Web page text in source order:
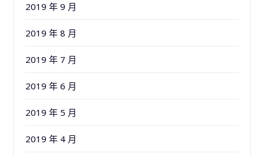
2019 年 9 月
2019 年 8 月
2019 年 7 月
2019 年 6 月
2019 年 5 月
2019 年 4 月